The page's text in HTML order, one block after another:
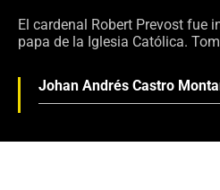
El cardenal Robert Prevost fue
papa de la Iglesia Católica.
Johan Andrés Castro